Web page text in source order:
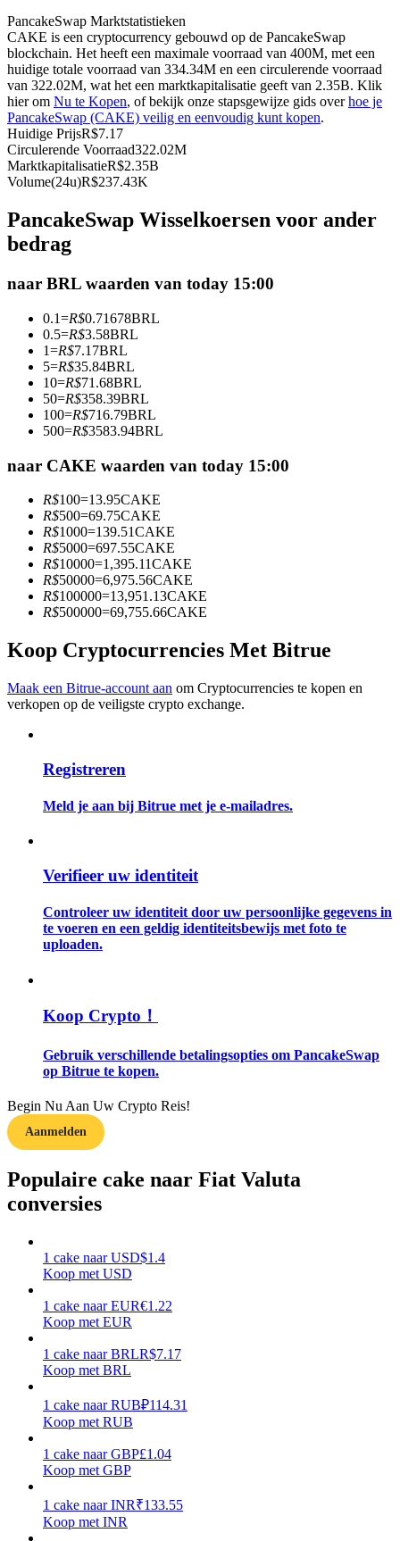
Kopiëren Handel
Sluit je aan bij top traders
Word een Copy Trader
Geniet van winstdeling en copy trading commissies
Informatie
Big data-analyse inclusief handelsinformatie, enz.
Gids
Futures-startgids
Leer hoe u winstgevend kunt blijven
Verdienen
Macht varkentje
PancakeSwap Marktstatistieken
CAKE is een cryptocurrency gebouwd op de PancakeSwap
blockchain. Het heeft een maximale voorraad van 400M, met een
huidige totale voorraad van 334.34M en een circulerende voorraad
van 322.02M, wat het een marktkapitalisatie geeft van 2.35B. Klik
hier om Nu te Kopen, of bekijk onze stapsgewijze gids overhoe je
PancakeSwap (CAKE) veilig en eenvoudig kunt kopen.
Huidige PrijsR$7.17
Circulerende Voorraad322.02M
MarktkapitalisatieR$2.35B
Volume(24u)R$237.43K
PancakeSwap Wisselkoersen voor ander
bedrag
naar BRL waarden van today 15:00
0.1=R$0.71678BRL
0.5=R$3.58BRL
1=R$7.17BRL
5=R$35.84BRL
10=R$71.68BRL
50=R$358.39BRL
100=R$716.79BRL
500=R$3583.94BRL
naar CAKE waarden van today 15:00
R$100=13.95CAKE
R$500=69.75CAKE
R$1000=139.51CAKE
R$5000=697.55CAKE
R$10000=1,395.11CAKE
R$50000=6,975.56CAKE
R$100000=13,951.13CAKE
R$500000=69,755.66CAKE
Koop Cryptocurrencies Met Bitrue
Maak een Bitrue-account aan om Cryptocurrencies te kopen en
verkopen op de veiligste crypto exchange.
Registreren
Meld je aan bij Bitrue met je e-mailadres.
Verifieer uw identiteit
Controleer uw identiteit door uw persoonlijke gegevens in
te voeren en een geldig identiteitsbewijs met foto te
uploaden.
Koop Crypto！
Gebruik verschillende betalingsopties om PancakeSwap
op Bitrue te kopen.
Begin Nu Aan Uw Crypto Reis!
Aanmelden
Populaire cake naar Fiat Valuta
conversies
1 cake naar USD$1.4
Koop met USD
1 cake naar EUR€1.22
Koop met EUR
1 cake naar BRLR$7.17
Koop met BRL
1 cake naar RUB₽114.31
Koop met RUB
1 cake naar GBP£1.04
Koop met GBP
1 cake naar INR₹133.55
Koop met INR